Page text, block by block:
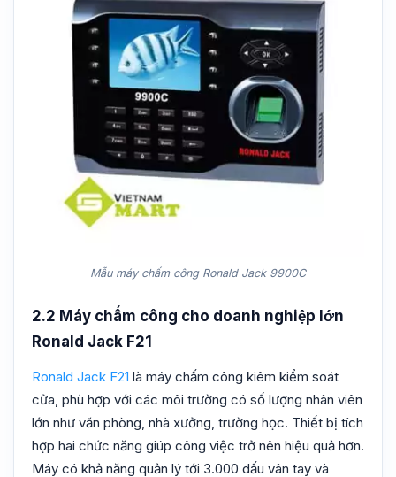
Mẫu máy chấm công Ronald Jack 9900C
2.2 Máy chấm công cho doanh nghiệp lớn
Ronald Jack F21
Ronald Jack F21 là máy chấm công kiêm kiểm soát
cửa, phù hợp với các môi trường có số lượng nhân viên
lớn như văn phòng, nhà xưởng, trường học. Thiết bị tích
hợp hai chức năng giúp công việc trở nên hiệu quả hơn.
Máy có khả năng quản lý tới 3.000 dấu vân tay và